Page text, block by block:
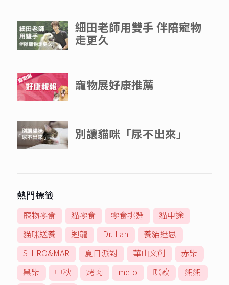
熱門標籤
寵物零食 貓零食 零食挑選
貓中途
貓咪送養
迴龍 Dr. Lan
養貓迷思
SHIRO&MAR
夏日派對 華山文創
赤柴
黑柴
中秋 烤肉 me-o 咪歐
熊熊